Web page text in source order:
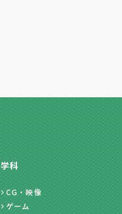
学科
CG・映像
ゲーム